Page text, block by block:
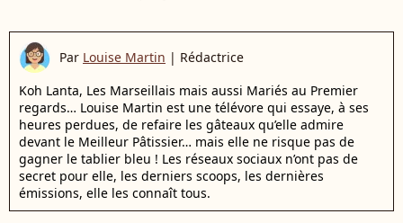
Par Louise Martin | Rédactrice
Koh Lanta, Les Marseillais mais aussi Mariés au Premier
regards… Louise Martin est une télévore qui essaye, à ses
heures perdues, de refaire les gâteaux qu’elle admire
devant le Meilleur Pâtissier… mais elle ne risque pas de
gagner le tablier bleu ! Les réseaux sociaux n’ont pas de
secret pour elle, les derniers scoops, les dernières
émissions, elle les connaît tous.